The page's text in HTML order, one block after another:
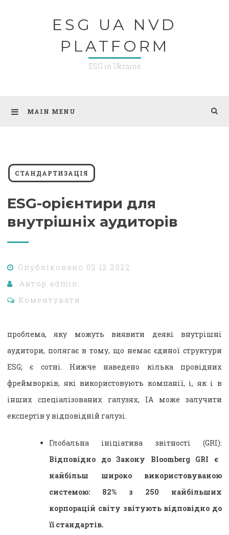
ESG UA NVD
PLATFORM
ESG in Ukraine
MAIN MENU
СТАНДАРТИЗАЦІЯ
ESG-орієнтири для
внутрішніх аудиторів
Опубліковано 02.12.2022
Автор admin.
Коментувати
проблема, яку можуть виявити деякі внутрішні
аудитори, полягає в тому, що немає єдиної структури
ESG; є сотні. Нижче наведено кілька провідних
фреймворків, які використовують компанії, і, як і в
інших спеціалізованих галузях, IA може залучити
експертів у відповідній галузі.
Глобальна ініціатива звітності (GRI):
Відповідно до Закону Bloomberg GRI є
найбільш широко використовуваною
системою: 82% з 250 найбільших
корпорацій світу звітують відповідно до
її стандартів.